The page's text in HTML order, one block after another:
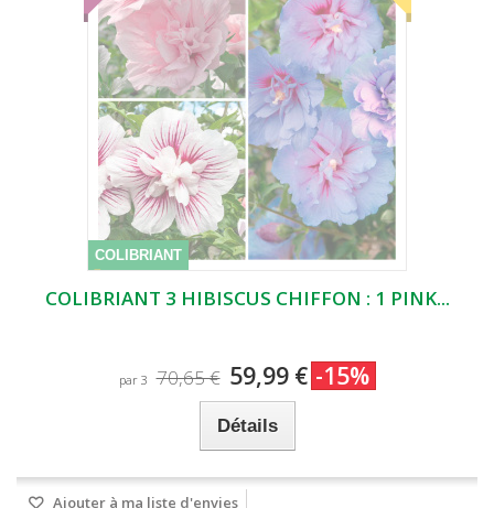
COLIBRIANT
COLIBRIANT 3 HIBISCUS CHIFFON : 1 PINK...
par 3 70,65 € 59,99 € -15%
Détails
Ajouter à ma liste d'envies